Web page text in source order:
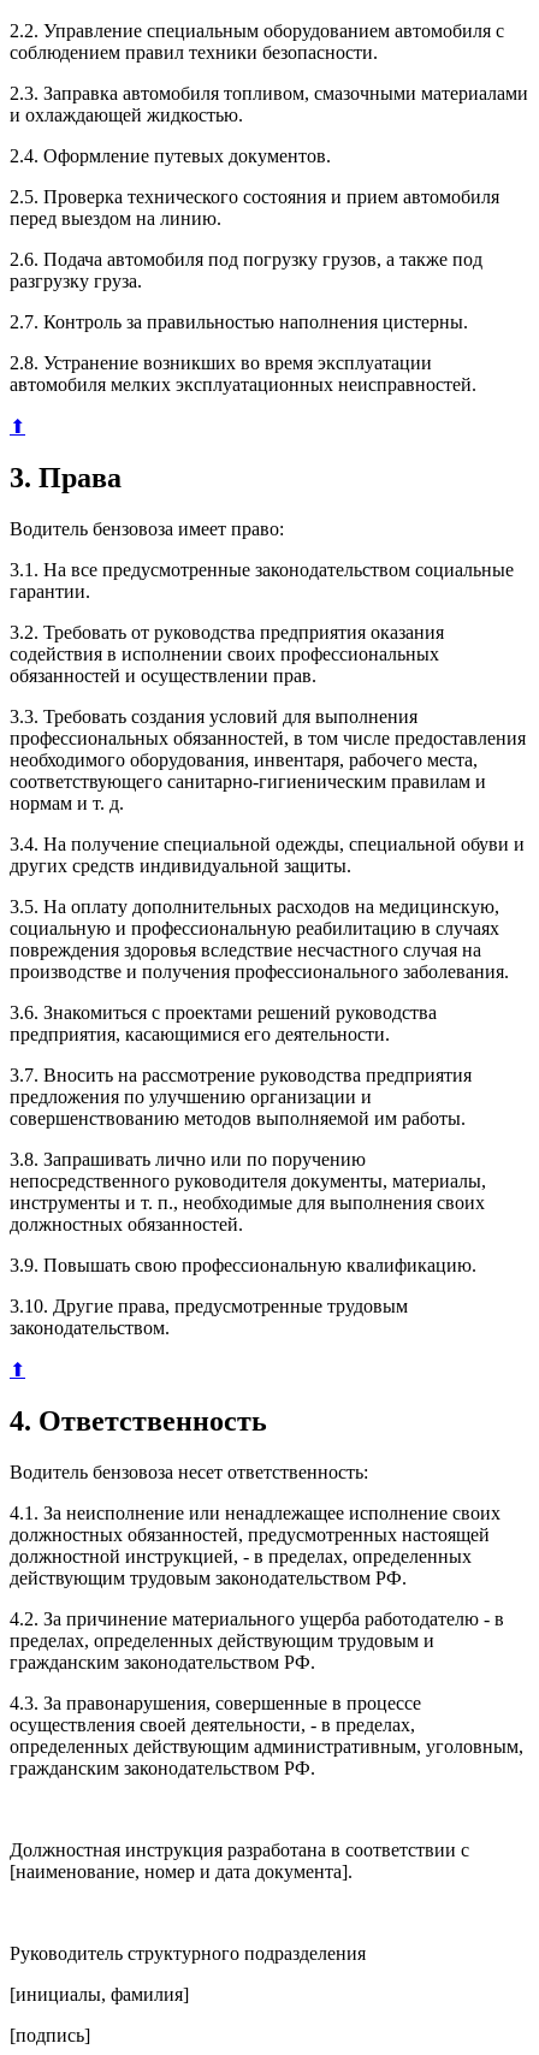
2.2. Управление специальным оборудованием автомобиля с
соблюдением правил техники безопасности.
2.3. Заправка автомобиля топливом, смазочными материалами
и охлаждающей жидкостью.
2.4. Оформление путевых документов.
2.5. Проверка технического состояния и прием автомобиля
перед выездом на линию.
2.6. Подача автомобиля под погрузку грузов, а также под
разгрузку груза.
2.7. Контроль за правильностью наполнения цистерны.
2.8. Устранение возникших во время эксплуатации
автомобиля мелких эксплуатационных неисправностей.
⬆
3. Права
Водитель бензовоза имеет право:
3.1. На все предусмотренные законодательством социальные
гарантии.
3.2. Требовать от руководства предприятия оказания
содействия в исполнении своих профессиональных
обязанностей и осуществлении прав.
3.3. Требовать создания условий для выполнения
профессиональных обязанностей, в том числе предоставления
необходимого оборудования, инвентаря, рабочего места,
соответствующего санитарно-гигиеническим правилам и
нормам и т. д.
3.4. На получение специальной одежды, специальной обуви и
других средств индивидуальной защиты.
3.5. На оплату дополнительных расходов на медицинскую,
социальную и профессиональную реабилитацию в случаях
повреждения здоровья вследствие несчастного случая на
производстве и получения профессионального заболевания.
3.6. Знакомиться с проектами решений руководства
предприятия, касающимися его деятельности.
3.7. Вносить на рассмотрение руководства предприятия
предложения по улучшению организации и
совершенствованию методов выполняемой им работы.
3.8. Запрашивать лично или по поручению
непосредственного руководителя документы, материалы,
инструменты и т. п., необходимые для выполнения своих
должностных обязанностей.
3.9. Повышать свою профессиональную квалификацию.
3.10. Другие права, предусмотренные трудовым
законодательством.
⬆
4. Ответственность
Водитель бензовоза несет ответственность:
4.1. За неисполнение или ненадлежащее исполнение своих
должностных обязанностей, предусмотренных настоящей
должностной инструкцией, - в пределах, определенных
действующим трудовым законодательством РФ.
4.2. За причинение материального ущерба работодателю - в
пределах, определенных действующим трудовым и
гражданским законодательством РФ.
4.3. За правонарушения, совершенные в процессе
осуществления своей деятельности, - в пределах,
определенных действующим административным, уголовным,
гражданским законодательством РФ.
Должностная инструкция разработана в соответствии с
[наименование, номер и дата документа].
Руководитель структурного подразделения
[инициалы, фамилия]
[подпись]